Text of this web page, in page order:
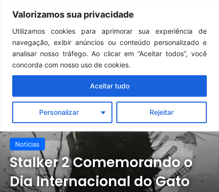
Valorizamos sua privacidade
Utilizamos cookies para aprimorar sua experiência de
navegação, exibir anúncios ou conteúdo personalizado e
analisar nosso tráfego. Ao clicar em “Aceitar todos”, você
concorda com nosso uso de cookies.
Personalizar Rejeitar
Aceitar tudo
Menu
Notícias
Stalker 2 Comemorando o
Dia Internacional do Gato